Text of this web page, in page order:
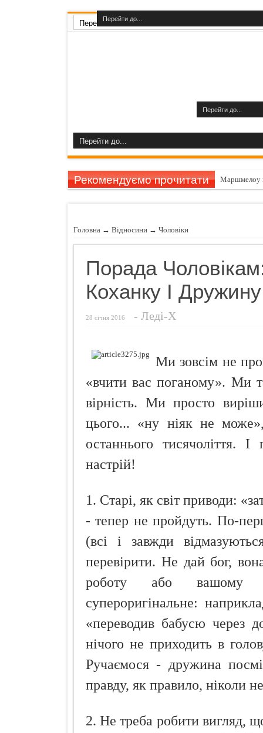
Рекомендуємо прочитати Маршмелоу
Шампуні
Чуттєвий
Ознаки
Головна → Відносини → Чоловiки
Порада
Коханку І Дружину
28 січня 2016 - Леді-Х
Ми зовсім не
«вчити вас поганому». Ми
вірність. Ми просто
цього... «ну ніяк не
останнього тисячоліття.
настрій!
1. Старі, як світ приводи:
- тепер не пройдуть. По-
(всі і завжди
перевірити. Не дай бог,
роботу або вашому
супероригінальне:
«переводив бабусю через
нічого не приходить в
Ручаємося - дружина
правду, як правило, ніколи
2. Не треба робити вигляд,